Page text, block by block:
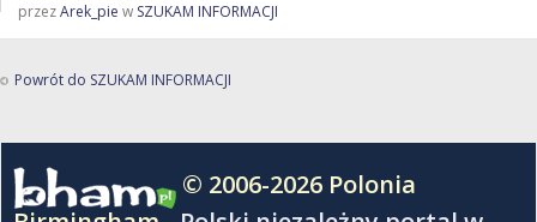
przezArek_pie w SZUKAM INFORMACJI
Powrót do SZUKAM INFORMACJI
© 2006-2026 Polonia